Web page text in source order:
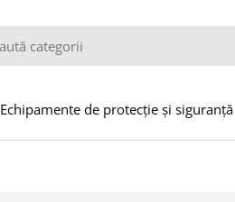
Echipamente de protecție și siguranță